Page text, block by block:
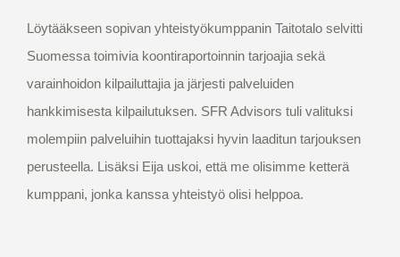
Löytääkseen sopivan yhteistyökumppanin Taitotalo selvitti
Suomessa toimivia koontiraportoinnin tarjoajia sekä
varainhoidon kilpailuttajia ja järjesti palveluiden
hankkimisesta kilpailutuksen. SFR Advisors tuli valituksi
molempiin palveluihin tuottajaksi hyvin laaditun tarjouksen
perusteella. Lisäksi Eija uskoi, että me olisimme ketterä
kumppani, jonka kanssa yhteistyö olisi helppoa.